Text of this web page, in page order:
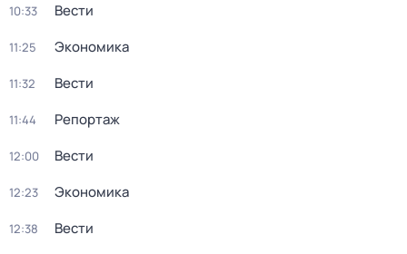
10:33 Вести
11:25 Экономика
11:32 Вести
11:44 Репортаж
12:00 Вести
12:23 Экономика
12:38 Вести